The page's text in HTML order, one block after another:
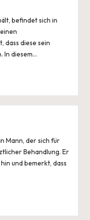
befindet sich in
dass diese sein
In diesem…
Mann, der sich für
Behandlung. Er
und bemerkt, dass